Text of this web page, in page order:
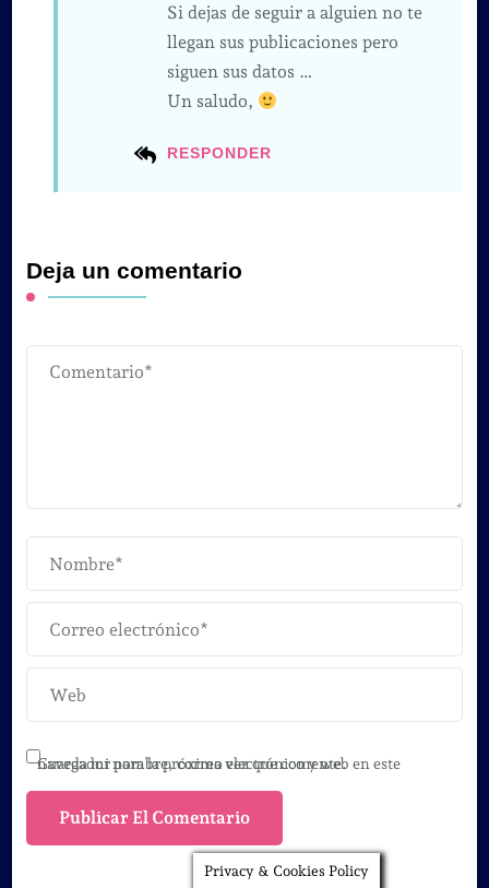
RESPONDER
Si dejas de seguir a alguien no te
llegan sus publicaciones pero
siguen sus datos …
Un saludo,
Deja un comentario
Guarda mi nombre, correo electrónico y web en este navegador para la próxima vez que comente.
Privacy & Cookies Policy